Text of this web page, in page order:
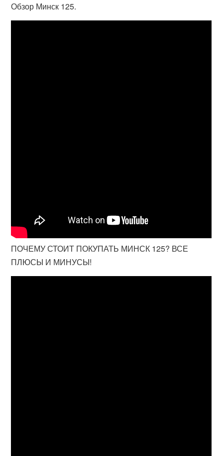
Обзор Минск 125.
ПОЧЕМУ СТОИТ ПОКУПАТЬ МИНСК 125? ВСЕ
ПЛЮСЫ И МИНУСЫ!